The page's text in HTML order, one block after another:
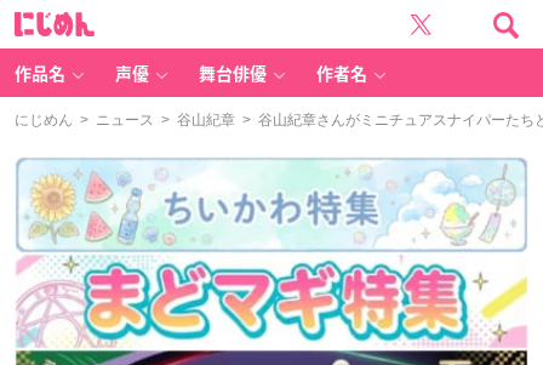
作品名 声優 舞台俳優 作者名
にじめん > ニュース > 谷山紀章 > 谷山紀章​さんがミニチュアスナイパーたち